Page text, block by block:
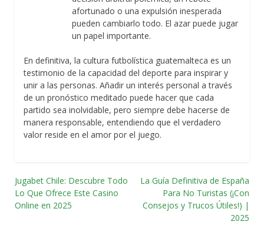
afortunado o una expulsión inesperada
pueden cambiarlo todo. El azar puede jugar
un papel importante.
En definitiva, la cultura futbolística guatemalteca es un
testimonio de la capacidad del deporte para inspirar y
unir a las personas. Añadir un interés personal a través
de un pronóstico meditado puede hacer que cada
partido sea inolvidable, pero siempre debe hacerse de
manera responsable, entendiendo que el verdadero
valor reside en el amor por el juego.
Navegación
por
Jugabet Chile: Descubre Todo
Lo Que Ofrece Este Casino
Online en 2025
La Guía Definitiva de España
Para No Turistas (¡Con
Consejos y Trucos Útiles!) |
2025